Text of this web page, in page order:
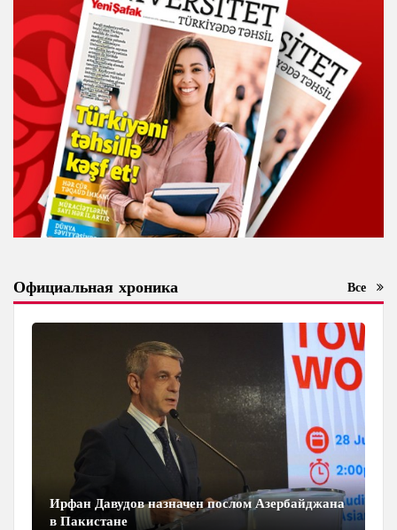
Официальная хроника Все
Ирфан Давудов назначен послом Азербайджана
в Пакистане